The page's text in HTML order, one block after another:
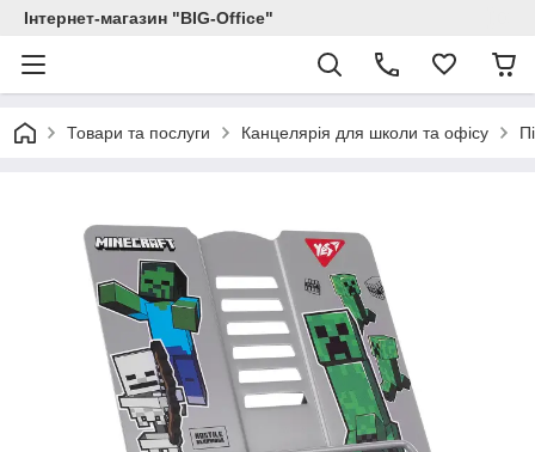
Інтернет-магазин "BIG-Office"
Товари та послуги Канцелярія для школи та офісу